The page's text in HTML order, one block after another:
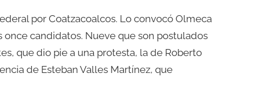
por Coatzacoalcos. Lo convocó Olmeca
candidatos. Nueve que son postulados
que dio pie a una protesta, la de Roberto
de Esteban Valles Martínez, que